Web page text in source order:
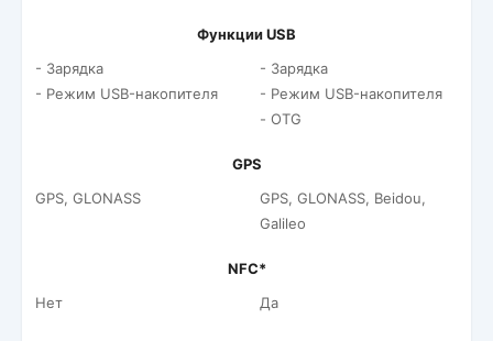
Функции USB
- Зарядка
- Режим USB-накопителя
- Зарядка
- Режим USB-накопителя
- OTG
GPS
GPS, GLONASS
GPS, GLONASS, Beidou,
Galileo
NFC*
Нет
Да